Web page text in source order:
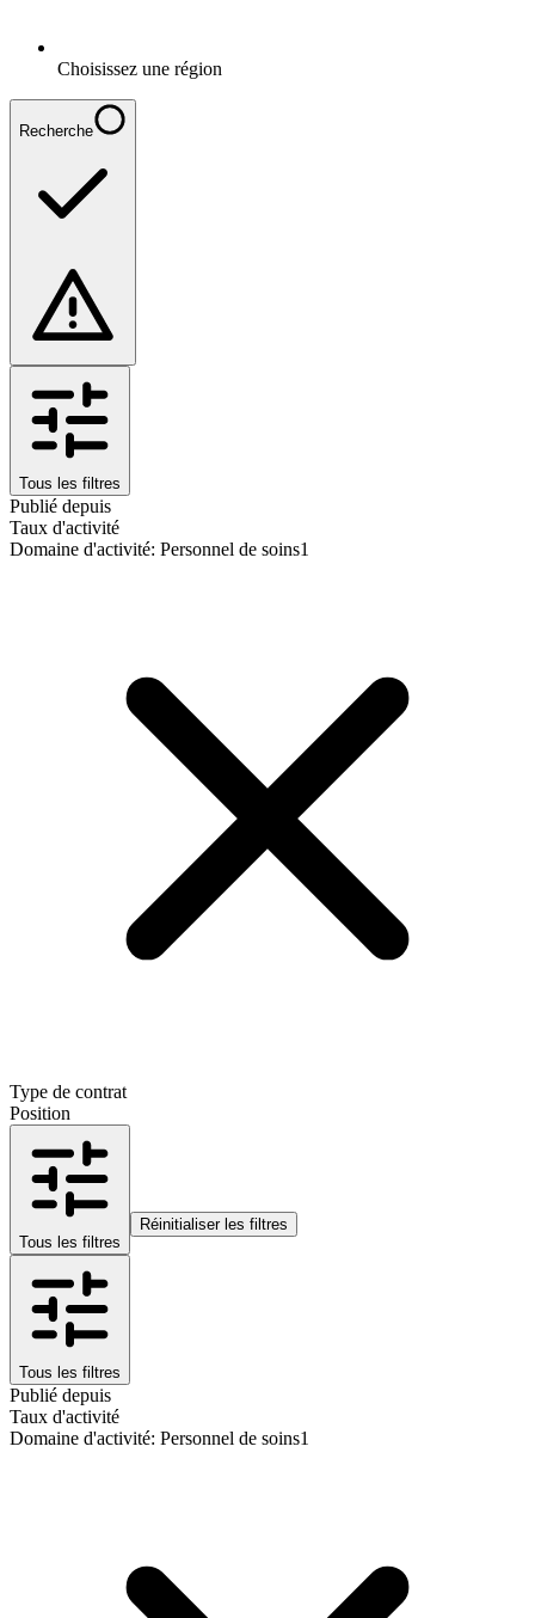
Choisissez une région
Recherche
Tous les filtres
Publié depuis
Taux d'activité
Domaine d'activité: Personnel de soins1
Type de contrat
Position
Tous les filtres
Réinitialiser les filtres
Tous les filtres
Publié depuis
Taux d'activité
Domaine d'activité: Personnel de soins1